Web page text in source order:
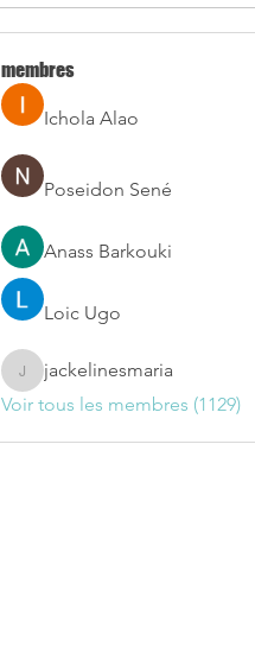
membres
Ichola Alao
Poseidon Sené
Anass Barkouki
Loic Ugo
jackelinesmaria
jackelinesmaria
Voir tous les membres (1129)